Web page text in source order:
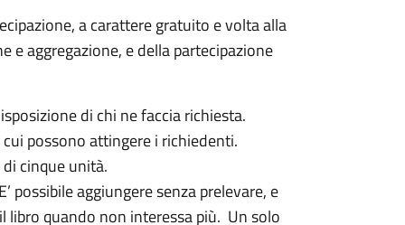
a carattere gratuito e volta alla
e aggregazione, e della partecipazione
di chi ne faccia richiesta.
possono attingere i richiedenti.
cinque unità.
possibile aggiungere senza prelevare, e
libro quando non interessa più. Un solo